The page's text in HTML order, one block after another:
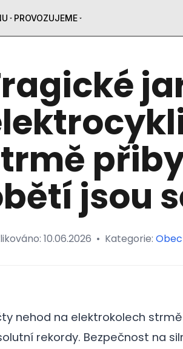
PROVOZUJEME
jsou
10.06.2026 • Kategorie:
nehod na elektrokolech
rekordy. Bezpečnost na